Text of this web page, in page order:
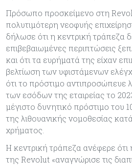
Πρόσωπο προσκείμενο στη
πολυτιμότερη νεοφυής
δήλωσε ότι η κεντρική τράπεζα
επιβεβαιωμένες περιπτώσεις
και ότι τα ευρήματά της είχαν
βελτίωση των υφιστάμενων
ότι το πρόστιμο αντιπροσώπευε
των εσόδων της εταιρείας το
μέγιστο δυνητικό πρόστιμο του
της λιθουανικής νομοθεσίας
χρήματος.
Η κεντρική τράπεζα ανέφερε
της Revolut «αναγνώρισε τις